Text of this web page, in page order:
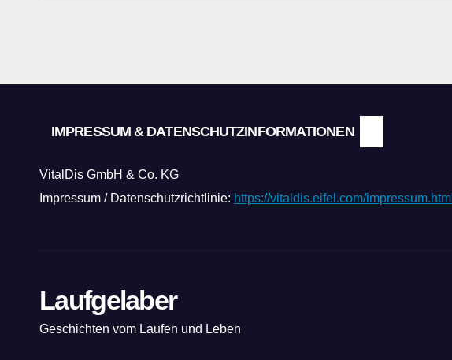
IMPRESSUM & DATENSCHUTZINFORMATIONEN
VitalDis GmbH & Co. KG
Impressum / Datenschutzrichtlinie: https://vitaldis.eifel.com/impressum.html
Laufgelaber
Geschichten vom Laufen und Leben